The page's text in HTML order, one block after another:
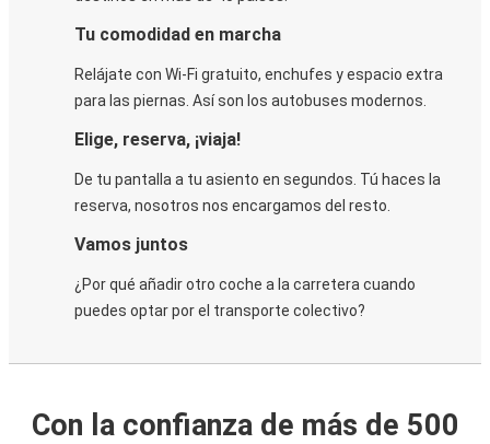
Tu comodidad en marcha
Relájate con Wi-Fi gratuito, enchufes y espacio extra
para las piernas. Así son los autobuses modernos.
Elige, reserva, ¡viaja!
De tu pantalla a tu asiento en segundos. Tú haces la
reserva, nosotros nos encargamos del resto.
Vamos juntos
¿Por qué añadir otro coche a la carretera cuando
puedes optar por el transporte colectivo?
Con la confianza de más de 500